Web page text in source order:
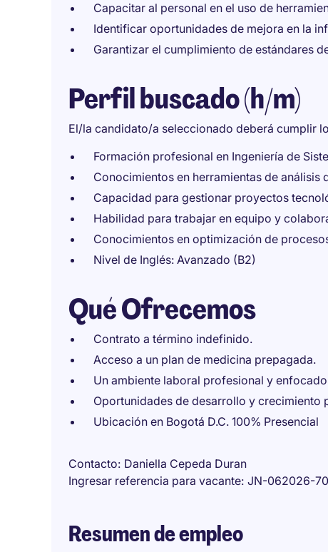
Capacitar al personal en el uso de
Identificar oportunidades de mejora en la
Garantizar el cumplimiento de estándares
Perfil buscado (h/m)
El/la candidato/a seleccionado deberá cumplir
Formación profesional en Ingeniería de
Conocimientos en herramientas de
Capacidad para gestionar proyectos
Habilidad para trabajar en equipo y
Conocimientos en optimización de
Nivel de Inglés: Avanzado (B2)
Qué Ofrecemos
Contrato a término indefinido.
Acceso a un plan de medicina prepagada.
Un ambiente laboral profesional y
Oportunidades de desarrollo y crecimiento
Ubicación en Bogotá D.C. 100% Presencial
Contacto Daniella Cepeda Duran
Ingresar referencia para vacante JN-062026-
Resumen de empleo